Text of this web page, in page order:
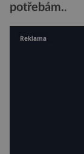
potřebám..
Reklama